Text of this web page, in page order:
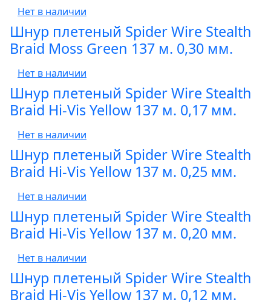
Нет в наличии
Шнур плетеный Spider Wire Stealth
Braid Moss Green 137 м. 0,30 мм.
Нет в наличии
Шнур плетеный Spider Wire Stealth
Braid Hi-Vis Yellow 137 м. 0,17 мм.
Нет в наличии
Шнур плетеный Spider Wire Stealth
Braid Hi-Vis Yellow 137 м. 0,25 мм.
Нет в наличии
Шнур плетеный Spider Wire Stealth
Braid Hi-Vis Yellow 137 м. 0,20 мм.
Нет в наличии
Шнур плетеный Spider Wire Stealth
Braid Hi-Vis Yellow 137 м. 0,12 мм.